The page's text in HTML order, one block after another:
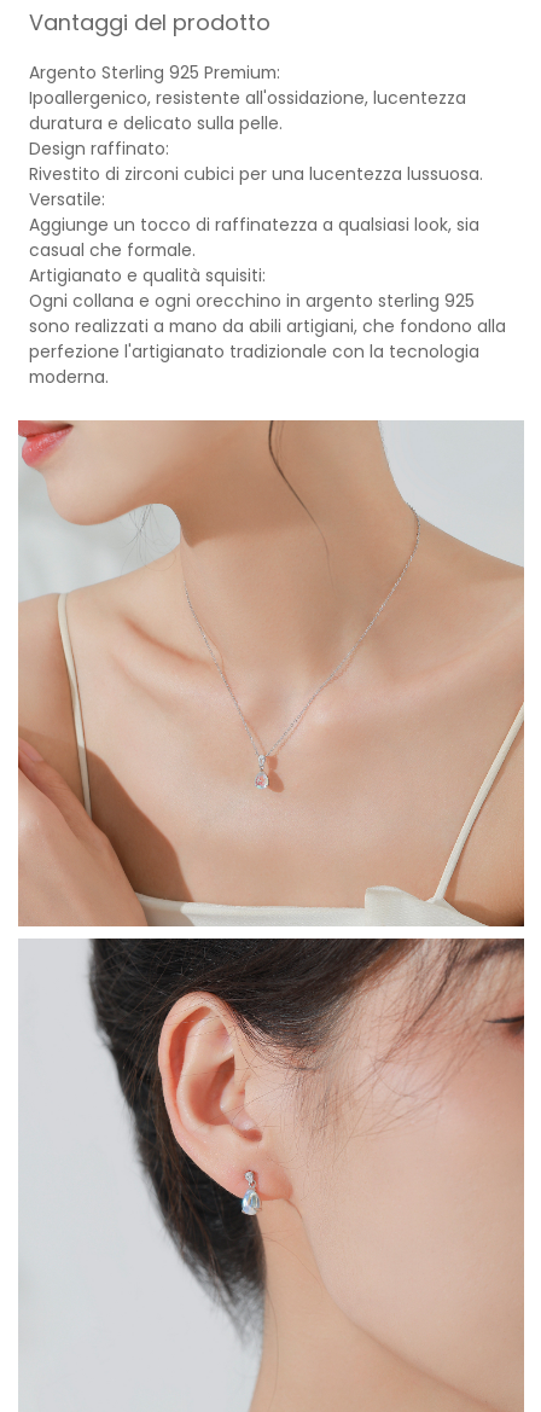
Vantaggi del prodotto
Argento Sterling 925 Premium:
Ipoallergenico, resistente all'ossidazione, lucentezza
duratura e delicato sulla pelle.
Design raffinato:
Rivestito di zirconi cubici per una lucentezza lussuosa.
Versatile:
Aggiunge un tocco di raffinatezza a qualsiasi look, sia
casual che formale.
Artigianato e qualità squisiti:
Ogni collana e ogni orecchino in argento sterling 925
sono realizzati a mano da abili artigiani, che fondono alla
perfezione l'artigianato tradizionale con la tecnologia
moderna.